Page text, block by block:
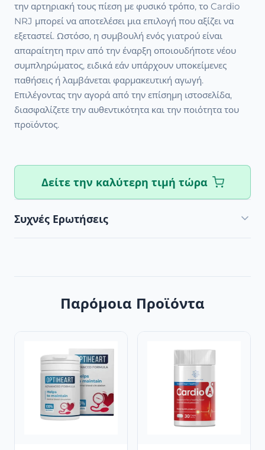
την αρτηριακή τους πίεση με φυσικό τρόπο, το Cardio
NRJ μπορεί να αποτελέσει μια επιλογή που αξίζει να
εξεταστεί. Ωστόσο, η συμβουλή ενός γιατρού είναι
απαραίτητη πριν από την έναρξη οποιουδήποτε νέου
συμπληρώματος, ειδικά εάν υπάρχουν υποκείμενες
παθήσεις ή λαμβάνεται φαρμακευτική αγωγή.
Επιλέγοντας την αγορά από την επίσημη ιστοσελίδα,
διασφαλίζετε την αυθεντικότητα και την ποιότητα του
προϊόντος.
Δείτε την καλύτερη τιμή τώρα
Συχνές Ερωτήσεις
Παρόμοια Προϊόντα